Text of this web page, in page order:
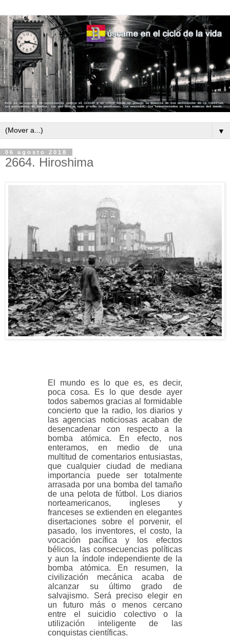
▼
06 agosto 2018
2664. Hiroshima
El mundo es lo que es, es decir,
poca cosa. Es lo que desde ayer
todos sabemos gracias al formidable
concierto que la radio, los diarios y
las agencias noticiosas acaban de
desencadenar con respecto a la
bomba atómica. En efecto, nos
enteramos, en medio de una
multitud de comentarios entusiastas,
que cualquier ciudad de mediana
importancia puede ser totalmente
arrasada por una bomba del tamaño
de una pelota de fútbol. Los diarios
norteamericanos, ingleses y
franceses se extienden en elegantes
disertaciones sobre el porvenir, el
pasado, los inventores, el costo, la
vocación pacífica y los efectos
bélicos, las consecuencias políticas
y aun la índole independiente de la
bomba atómica. En resumen, la
civilización mecánica acaba de
alcanzar su último grado de
salvajismo. Será preciso elegir en
un futuro más o menos cercano
entre el suicidio colectivo o la
utilización inteligente de las
conquistas científicas.